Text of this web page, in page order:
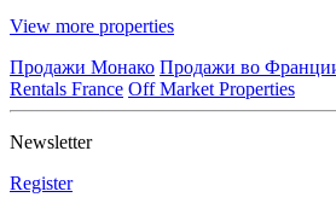
View more properties
Продажи Монако Продажи во
Rentals France Off Market Properties
Newsletter
Register